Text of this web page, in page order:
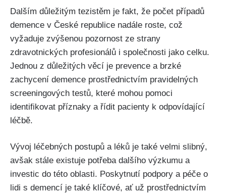
Dalším důležitým tezistěm je fakt, že počet případů
demence v České republice nadále roste, což
vyžaduje zvýšenou pozornost ze strany
zdravotnických profesionálů i společnosti jako celku.
Jednou z důležitých věcí je prevence a brzké
zachycení demence prostřednictvím pravidelných
screeningových testů, které mohou pomoci
identifikovat příznaky a řídit pacienty k odpovídající
léčbě.
Vývoj léčebných postupů a léků je také velmi slibný,
avšak stále existuje potřeba dalšího výzkumu a
investic do této oblasti. Poskytnutí podpory a péče o
lidi s demencí je také klíčové, ať už prostřednictvím